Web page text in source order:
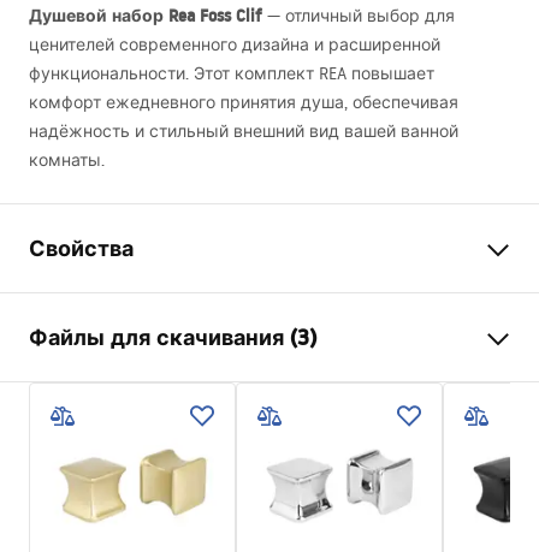
Душевой набор Rea Foss Clif — отличный выбор для
ценителей современного дизайна и расширенной
функциональности. Этот комплект REA повышает
комфорт ежедневного принятия душа, обеспечивая
надёжность и стильный внешний вид вашей ванной
комнаты.
Свойства
Материал
Латунь , ABS
Тип смесителя
Однорычажная
Способ монтажа
наружного монтажа
Регулировка высоты
Да
Мин. высота
930мм
Файлы для скачивания (3)
Информация по безопасности
Safety_Information_Shower_set.pdf
Условия гарантии